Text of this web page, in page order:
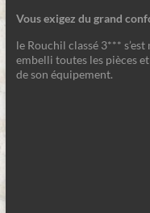
Vous exigez du grand
le Rouchil classé 3***
embelli toutes les pièces
de son équipement.